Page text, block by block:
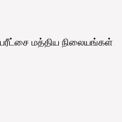
பரீட்சை மத்திய நிலையங்கள்